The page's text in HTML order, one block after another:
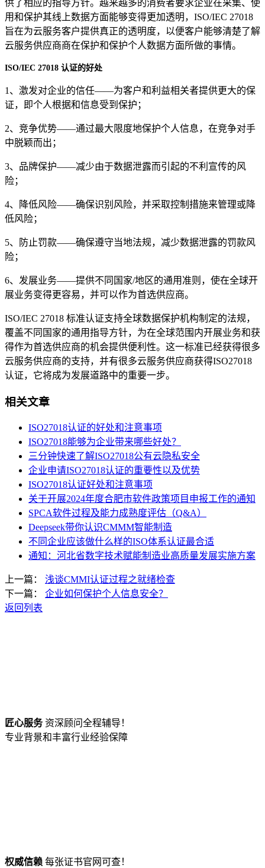
供了相应的指导方针。越来越多的消费者要求企业在采集、使
用和保护其线上数据方面能够变得更加透明，ISO/IEC 27018
旨在为云服务客户提供真正的透明度，以便客户能够清楚了解
云服务供应商商在保护和保护个人数据方面所做的事情。
ISO/IEC 27018 认证的好处
1、激发对企业的信任——为客户和利益相关者提供更大的保
证，即个人根据和信息受到保护；
2、竞争优势——通过最大限度地保护个人信息，在竞争对手
中脱颖而出；
3、品牌保护——减少由于数据泄露而引起的不利宣传的风
险；
4、降低风险——确保识别风险，并采取控制措施来管理或降
低风险；
5、防止罚款——确保遵守当地法规，减少数据泄露的罚款风
险；
6、发展业务——提供不同国家/地区的通用准则，使在全球开
展业务变得更容易，并可以作为首选供应商。
ISO/IEC 27018 标准认证支持全球数据保护机构制定的法规，
覆盖不同国家的通用指导方针，为在全球范围内开展业务和获
得作为首选供应商的机会提供便利性。这一标准已经获得很多
云服务供应商的支持，并有很多云服务供应商获得ISO27018
认证，它将成为发展道路中的重要一步。
相关文章
ISO27018认证的好处和注意事项
ISO27018能够为企业带来哪些好处？
三分钟快速了解ISO27018公有云隐私安全
企业申请ISO27018认证的重要性以及优势
ISO27018认证好处和注意事项
关于开展2024年度合肥市软件政策项目申报工作的通知
SPCA软件过程及能力成熟度评估（Q&A）
Deepseek带你认识CMMM智能制造
不同企业应该做什么样的ISO体系认证最合适
通知：河北省数字技术赋能制造业高质量发展实施方案
上一篇： 浅谈CMMI认证过程之就绪检查
下一篇： 企业如何保护个人信息安全？
返回列表
匠心服务资深顾问全程辅导！
专业背景和丰富行业经验保障
权威信赖 每张证书官网可查！